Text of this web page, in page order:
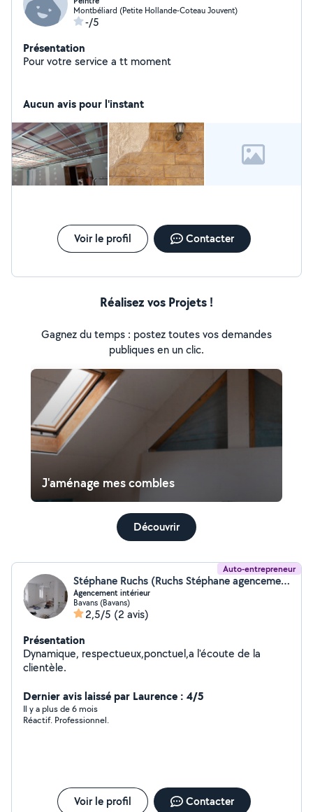
Montbéliard (Petite Hollande-Coteau Jouvent)
-/5
Présentation
Pour votre service a tt moment
Aucun avis pour l'instant
Voir le profil Contacter
Réalisez vos Projets !
Gagnez du temps : postez toutes vos demandes
publiques en un clic.
J'aménage mes combles
Découvrir
Auto-entrepreneur
Stéphane Ruchs (Ruchs Stéphane agencement intérieur et extérieur)
Agencement intérieur
Bavans (Bavans)
2,5/5 (2 avis)
Présentation
Dynamique, respectueux,ponctuel,a l'écoute de la
clientèle.
Dernier avis laissé par Laurence : 4/5
Il y a plus de 6 mois
Réactif. Professionnel.
Voir le profil Contacter